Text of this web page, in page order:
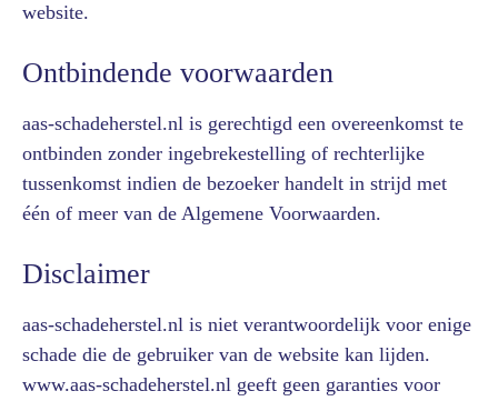
website.
Ontbindende voorwaarden
aas-schadeherstel.nl is gerechtigd een overeenkomst te
ontbinden zonder ingebrekestelling of rechterlijke
tussenkomst indien de bezoeker handelt in strijd met
één of meer van de Algemene Voorwaarden.
Disclaimer
aas-schadeherstel.nl is niet verantwoordelijk voor enige
schade die de gebruiker van de website kan lijden.
www.aas-schadeherstel.nl geeft geen garanties voor